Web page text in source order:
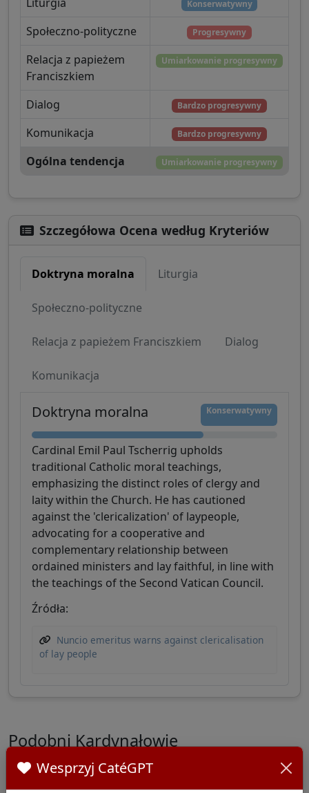
Konserwatywny
Społeczno-polityczne Progresywny
Relacja z papieżem
Franciszkiem
Umiarkowanie progresywny
Dialog Bardzo progresywny
Komunikacja Bardzo progresywny
Ogólna tendencja Umiarkowanie progresywny
Szczegółowa Ocena według Kryteriów
Doktryna moralna Liturgia
Społeczno-polityczne
Relacja z papieżem Franciszkiem Dialog
Komunikacja
Doktryna moralna Konserwatywny
Cardinal Emil Paul Tscherrig upholds
traditional Catholic moral teachings,
emphasizing the distinct roles of clergy and
laity within the Church. He has cautioned
against the 'clericalization' of laypeople,
advocating for a cooperative and
complementary relationship between
ordained ministers and lay faithful, in line with
the teachings of the Second Vatican Council.
Źródła:
Nuncio emeritus warns against clericalisation
of lay people
Podobni Kardynałowie
Inni kardynałowie z Switzerland
Wesprzyj CatéGPT